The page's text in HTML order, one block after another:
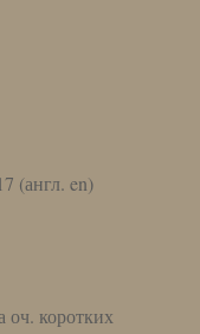
(англ. en)
коротких